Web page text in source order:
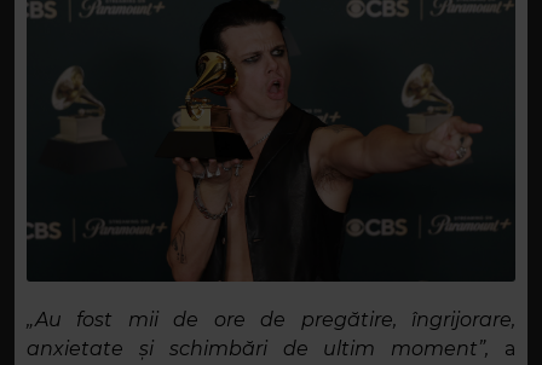
„Au fost mii de ore de pregătire, îngrijorare,
anxietate și schimbări de ultim moment”, a